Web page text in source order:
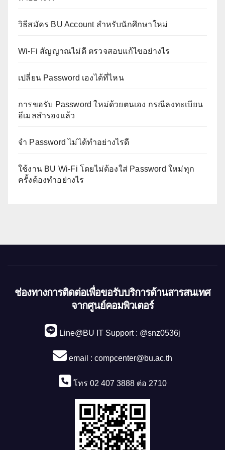
วิธีสมัคร BU Account สำหรับนักศึกษาใหม่
Wi-Fi สัญญาณไม่ดี ตรวจสอบแก้ไขอย่างไร
เปลี่ยน Password เองได้ที่ไหน
การขอรับ Password ใหม่ด้วยตนเอง กรณีลงทะเบียน
อีเมลสำรองแล้ว
จำ Password ไม่ได้ทำอย่างไรดี
ใช้งาน BU Wi-Fi โดยไม่ต้องใส่ Password ใหม่ทุก
ครั้งต้องทำอย่างไร
ช่องทางการติดต่อเพื่อขอรับบริการด้านสารสนเทศ
จากศูนย์คอมพิวเตอร์
Line@BU IT Support : @snz0536j
email : compcenter@bu.ac.th
โทร 02 407 3888 ต่อ 2710